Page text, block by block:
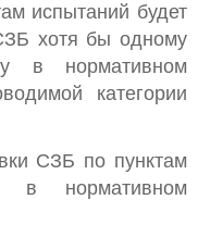
испытаний будет
хотя бы одному
в нормативном
категории
СЗБ по пунктам
в нормативном